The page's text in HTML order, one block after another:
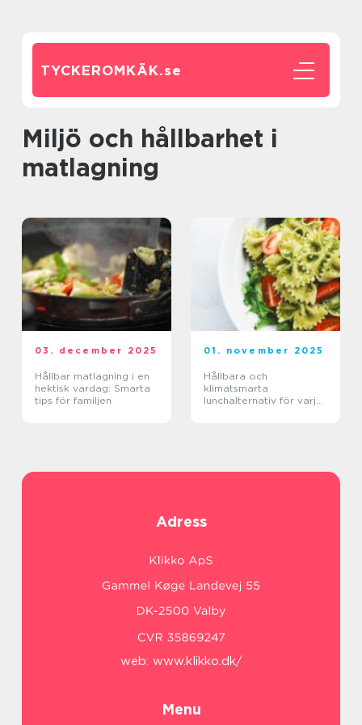
TYCKEROMKÄK.se
Miljö och hållbarhet i
matlagning
03. december 2025
Hållbar matlagning i en
hektisk vardag: Smarta
tips för familjen
01. november 2025
Hållbara och
klimatsmarta
lunchalternativ för varje
Adress
web: www.klikko.dk/
Menu